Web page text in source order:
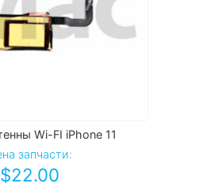
Wi-FI iPhone 11
запчасти:
$22.00